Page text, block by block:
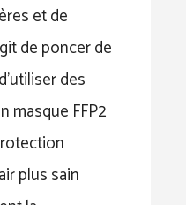
et de
de poncer de
des
masque FFP2
plus sain